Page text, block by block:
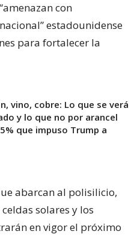
con
estadounidense
para fortalecer la
vino, cobre: Lo que se verá
y lo que no por arancel
que impuso Trump a
abarcan al polisilicio,
solares y los
en vigor el próximo